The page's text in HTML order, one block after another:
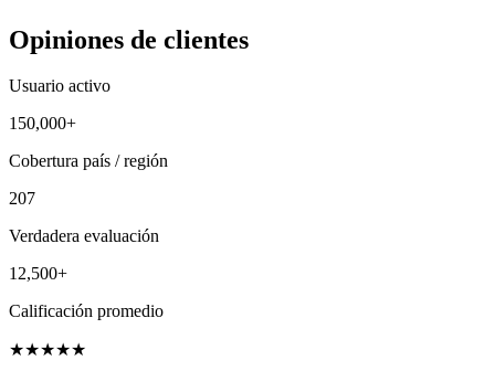
Opiniones de clientes
Usuario activo
150,000+
Cobertura país / región
207
Verdadera evaluación
12,500+
Calificación promedio
★★★★★